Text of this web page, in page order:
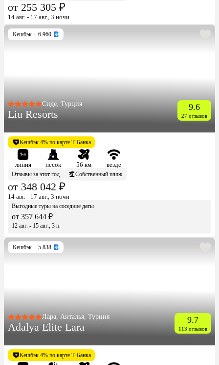
от 255 305 ₽
14 авг. - 17 авг., 3 ночи
Кешбэк + 6 960
Сиде, Турция
Liu Resorts
9.6
27 отзывов
Кешбэк 4% по карте Т-Банка
линия песок 56 км
везде
Отзывы за этот год
Собственный пляж
от 348 042 ₽
14 авг. - 17 авг., 3 ночи
Выгодные туры на соседние даты
от 357 644 ₽
12 авг. - 15 авг., 3 н.
Кешбэк + 5 838
Лара, Анталья, Турция
Adalya Elite Lara
9.7
113 отзывов
Кешбэк 4% по карте Т-Банка